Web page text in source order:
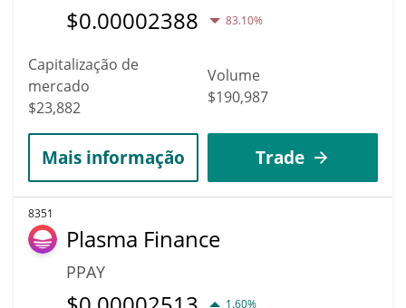
$0.00002388 83.10%
Capitalização de
mercado
$23,882
Volume
$190,987
Mais informação Trade
8351
Plasma Finance
PPAY
1.60%